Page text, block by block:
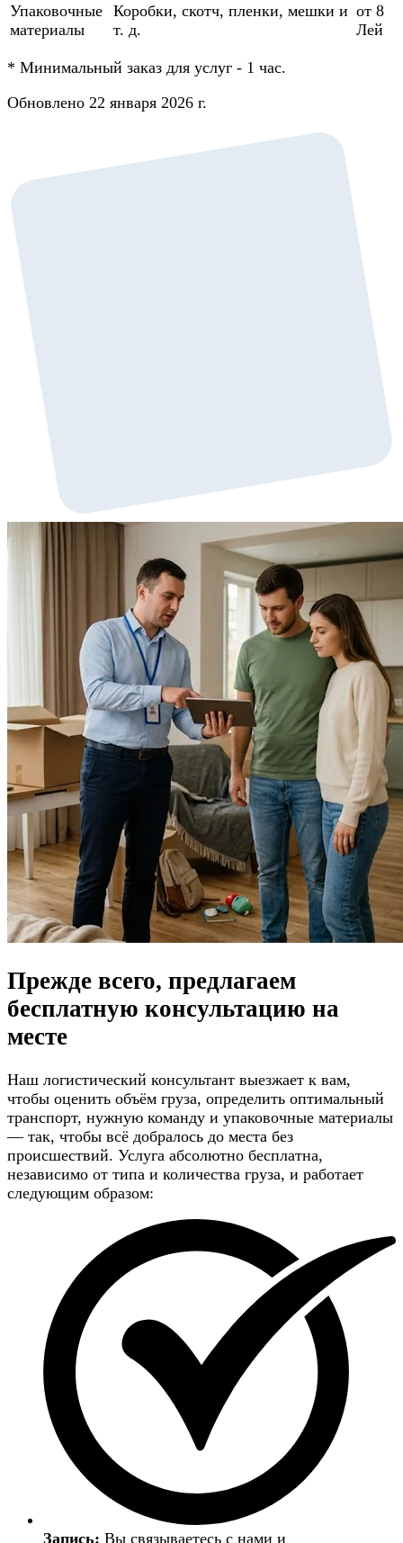
Упаковочные
материалы
Коробки, скотч, пленки, мешки и
т. д.
от 8
Лей
* Минимальный заказ для услуг - 1 час.
Обновлено 22 января 2026 г.
Прежде всего, предлагаем
бесплатную консультацию на
месте
Наш логистический консультант выезжает к вам,
чтобы оценить объём груза, определить оптимальный
транспорт, нужную команду и упаковочные материалы
— так, чтобы всё добралось до места без
происшествий. Услуга абсолютно бесплатна,
независимо от типа и количества груза, и работает
следующим образом:
Запись: Вы связываетесь с нами и